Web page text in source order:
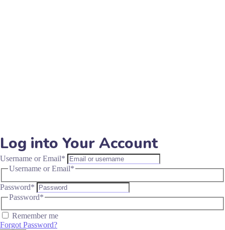
Log into Your Account
Username or Email*
Username or Email*
Password*
Password*
Remember me
Forgot Password?